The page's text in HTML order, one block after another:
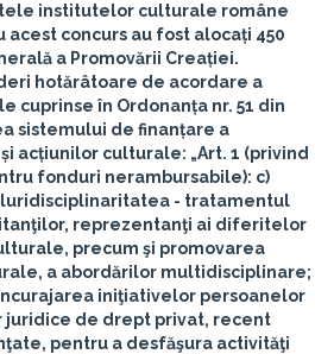
institutelor culturale române
concurs au fost alocați 450
a Promovării Creației.
hotărâtoare de acordare a
cuprinse în Ordonanța nr. 51 din
sistemului de finanțare a
acțiunilor culturale: „Art. 1 (privind
fonduri nerambursabile): c)
- tratamentul
reprezentanţi ai diferitelor
precum şi promovarea
a abordărilor multidisciplinare;
iniţiativelor persoanelor
juridice de drept privat, recent
pentru a desfăşura activităţi